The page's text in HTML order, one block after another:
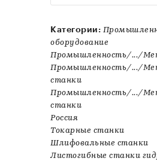
Категории:
оборудование
Промышленность/.../
Промышленность/.../
станки
Промышленность/.../
станки
Россия
Токарные станки
Шлифовальные станки
Листогибные станки